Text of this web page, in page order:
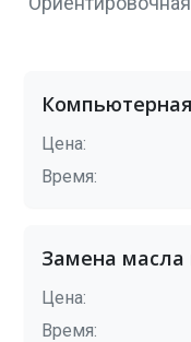
Цена:
Время:
Замена
Цена:
Время: